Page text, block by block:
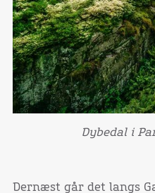
Dybedal i
Dernæst går det langs